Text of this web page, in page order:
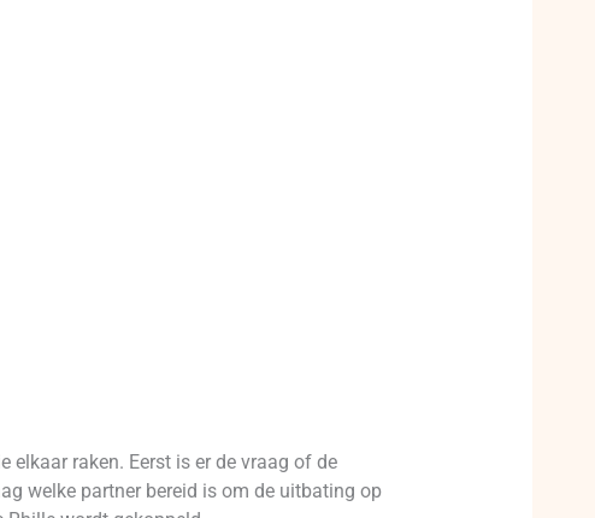
raken. Eerst is er de vraag of de
welke partner bereid is om de uitbating op